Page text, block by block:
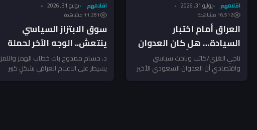
اقلامهم يوليو 31, 2026
16٬512 مشاهدة
العراق أمام اختبار
السيادة… هل كان العدوان
السعودي خطأً استراتيجياً؟
ناجي الغزي/كاتب وباحث سياسي
واقتصادي أن العدوان السعودي الأخير
اقلامهم يوليو 31, 2026
11٬281 مشاهدة
سوق الابتزاز السياسي
ينتعش.. الوجه الآخر لحملة
مكافحة الفساد
د. حسام ممدوح بات خطاب الهمز واللمز
يسيطر على الاعلام العراقي بشكلٍ كبير